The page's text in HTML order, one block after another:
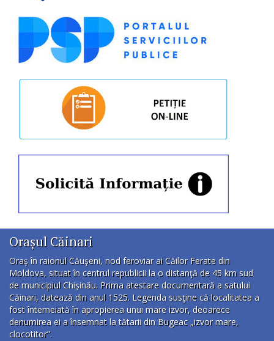
Orașul Căinari
Oraş în raionul Căuşeni, nod feroviar ai Căilor Ferate din
Moldova, situat în centrul republicii la o distanţă de 45 km sud
de municipiul Chișinău. Prima atestare documentară a satului
Căinari, datează din anul 1525. Legenda susţine că localitatea a
fost întemeiată în apropierea unui mare izvor, deoarece
denumirea ei a însemnat la tătarii din Bugeac „izvor mare,
clocotitor”.